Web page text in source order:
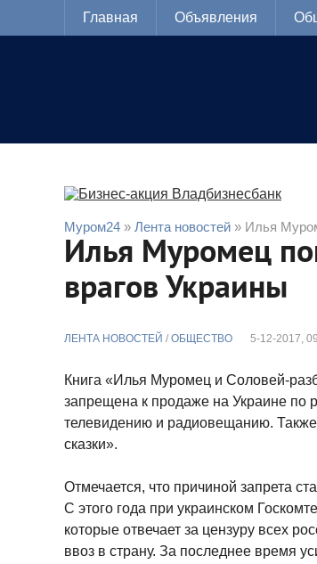
Главная Объявления
Муром24 » Лента новостей » Илья
Илья Муромец
врагов Украины
ЛЕНТА НОВОСТЕЙ / ОБЩЕСТВО 5-12-2017,
Книга «Илья Муромец и Соловей-
запрещена к продаже на Украине по
телевидению и радиовещанию. Также
сказки».
Отмечается, что причиной запрета
С этого года при украинском
которые отвечает за цензуру всех
ввоз в страну. За последнее время